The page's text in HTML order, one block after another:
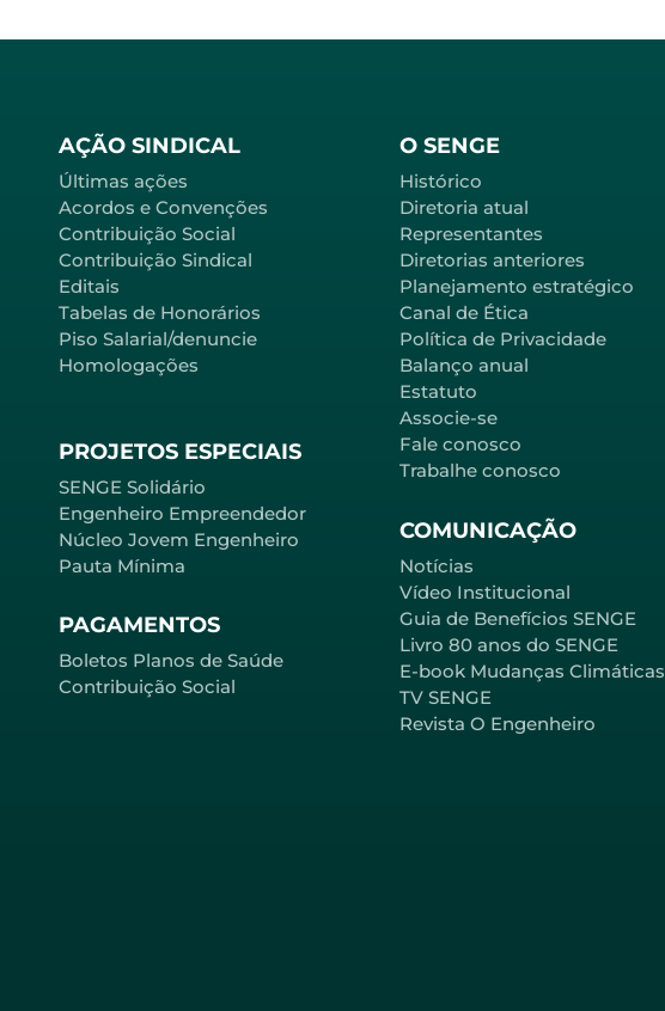
AÇÃO SINDICAL
Últimas ações
Acordos e Convenções
Contribuição Social
Contribuição Sindical
Editais
Tabelas de Honorários
Piso Salarial/denuncie
Homologações
PROJETOS ESPECIAIS
SENGE Solidário
Engenheiro Empreendedor
Núcleo Jovem Engenheiro
Pauta Mínima
PAGAMENTOS
Boletos Planos de Saúde
Contribuição Social
O SENGE
Histórico
Diretoria atual
Representantes
Diretorias anteriores
Planejamento estratégico
Canal de Ética
Política de Privacidade
Balanço anual
Estatuto
Associe-se
Fale conosco
Trabalhe conosco
COMUNICAÇÃO
Notícias
Vídeo Institucional
Guia de Benefícios SENGE
Livro 80 anos do SENGE
E-book Mudanças Climáticas
TV SENGE
Revista O Engenheiro